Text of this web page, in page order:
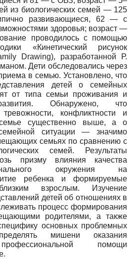
из биологических семей — 125
развивающиеся, 62 — с
здоровья; возраст —
проводилось с помощью
«Кинетический рисунок
Drawing), разработанной Р.
Дети обследовались через
в семью. Установлено, что
детей о семейных
от типа семьи проживания и
Обнаружено, что
конфликтности и
существенно выше, а о
семейной ситуации — значимо
семьях по сравнению с
семей. Результаты
призму влияния качества
окружения на
ребенка и формируемые
взрослым. Изучение
детей об отношениях в
процесс формирования
родителями, а также
основных проблемных
мишени оказания
помощи